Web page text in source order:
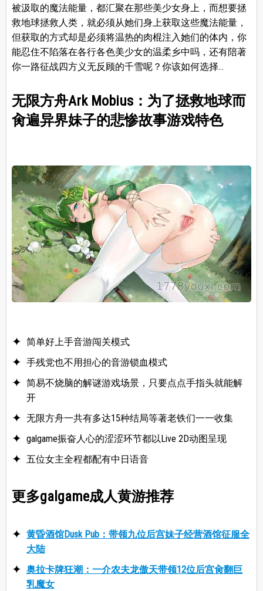
被汲取的魔法能量，都汇聚在那些美少女身上，而想要拯
救地球拯救人类，就必须从她们身上获取这些魔法能量，
但获取的方式却是必须将温热的肉棍注入她们的体内，你
能忍住不陷落在各行各色美少女的温柔乡中吗，还有陪著
你一路征战四方义无反顾的千雪呢？你该如何选择...
无限方舟Ark Mobius：为了拯救地球而
肏遍异界妹子的悲惨故事游戏特色
简单好上手音游闯关模式
手残党也不用担心的音游锁血模式
简易不烧脑的解谜游戏场景，只要点点手指头就能解
开
无限方舟一共有多达15种结局等著老铁们一一收集
galgame振奋人心的涩涩环节都以Live 2D动图呈现
五位女主全程都配有中日语音
更多galgame成人黄游推荐
黄昏酒馆Dusk Pub：带领九位后宫妹子经营酒馆征服全
大陆
奥拉卡牌狂潮：一介农夫龙傲天带领12位后宫肏翻巨
乳魔女